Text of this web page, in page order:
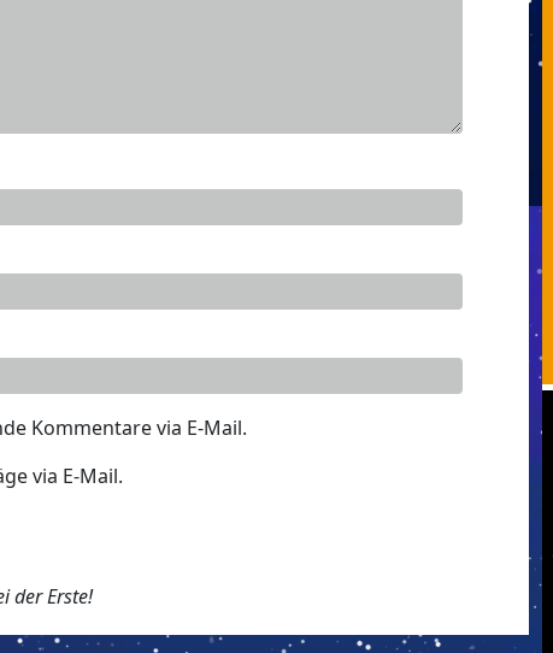
Kommentare via E-Mail.
via E-Mail.
der Erste!